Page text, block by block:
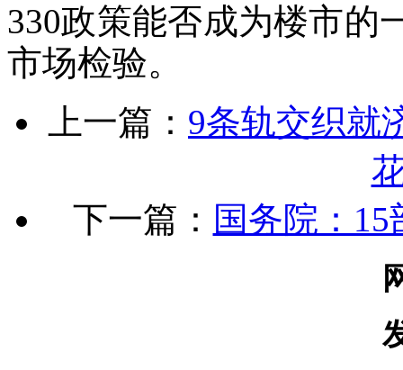
330政策能否成为楼市的
市场检验。
上一篇： 9条轨交织就
下一篇： 国务院：